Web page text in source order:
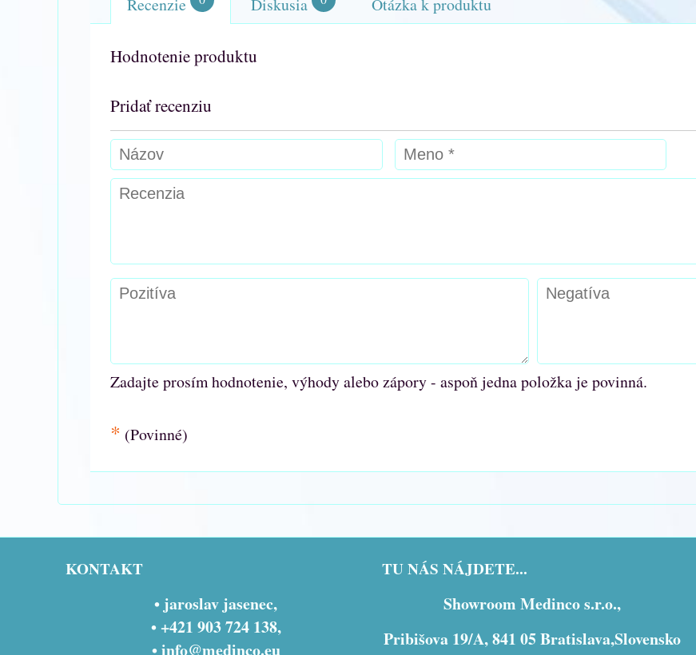
Hodnotenie produktu
Pridať recenziu
Zadajte prosím hodnotenie, výhody alebo zápory - aspoň jedna položka je povinná.
* (Povinné)
KONTAKT
• jaroslav jasenec,
• +421 903 724 138,
•info@medinco.eu
TU NÁS NÁJDETE...
Showroom Medinco s.r.o.,
Pribišova 19/A, 841 05 Bratislava,Slovensko